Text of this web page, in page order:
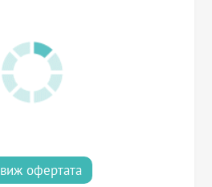
виж офертата